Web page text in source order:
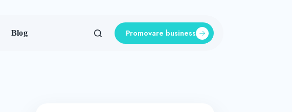
Blog Promovare business